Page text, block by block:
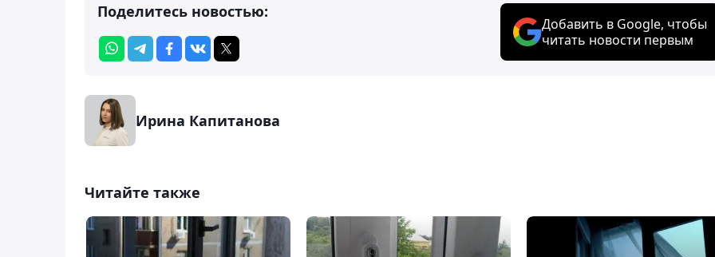
Поделитесь новостью:
Добавить в Google, чтобы
читать новости первым
Ирина Капитанова
Читайте также